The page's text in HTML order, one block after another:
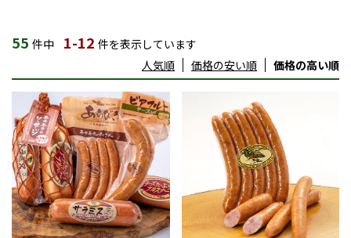
55 件中 1-12 件を表示しています
人気順
価格の安い順 価格の高い順